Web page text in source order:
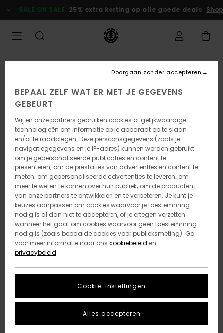
naar
Productinformatie
SALE ON SALE 25% extra korting op alle goede deals
BEPAAL ZELF WAT ER MET JE GEGEVENS
GEBEURT
Wij en onze partners gebruiken cookies of gelijkwaardige
technologieën om informatie op je apparaat op te slaan
en/of te raadplegen. Deze persoonsgegevens (zoals je
navigatiegegevens en je IP-adres) kunnen worden gebruikt
om je gepersonaliseerde publicaties en content te
presenteren; om de prestaties van advertenties en content te
meten; om gepersonaliseerde advertenties te leveren; om
meer te weten te komen over hun publiek; om de producten
van onze partners te ontwikkelen en te verbeteren. Je kunt je
keuzes aanpassen om cookies waarvoor je toestemming
nodig is al dan niet te accepteren, of je ertegen verzetten
wanneer het gaat om cookies waarvoor geen toestemming
nodig is (zoals bepaalde cookies voor publieksmeting). Ga
voor meer informatie naar ons cookiebeleid en
privacybeleid
Cookie-instellingen
Doorgaan zonder accepteren
Alles accepteren